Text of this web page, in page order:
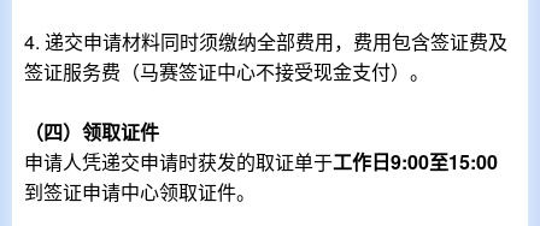
4. 递交申请材料同时须缴纳全部费用，费用包含签证费及
签证服务费（马赛签证中心不接受现金支付）。
（四）领取证件
申请人凭递交申请时获发的取证单于工作日9:00至15:00
到签证申请中心领取证件。